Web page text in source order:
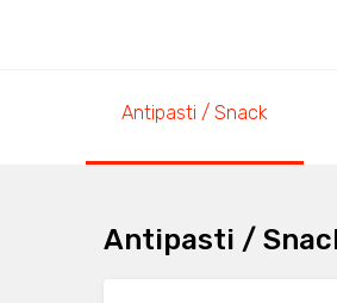
Antipasti / Snack
Antipasti /